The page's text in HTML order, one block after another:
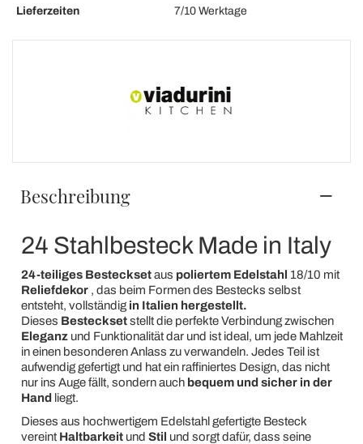
Lieferzeiten
7/10 Werktage
Beschreibung
24 Stahlbesteck Made in Italy
24-teiliges Bestecksetaus poliertem Edelstahl 18/10 mit
Reliefdekor, das beim Formen des Bestecks selbst
entsteht, vollständig in Italien hergestellt.
Dieses Bestecksetstellt die perfekte Verbindung zwischen
Eleganzund Funktionalität dar und ist ideal, um jede Mahlzeit
in einen besonderen Anlass zu verwandeln. Jedes Teil ist
aufwendig gefertigt und hat ein raffiniertes Design, das nicht
nur ins Auge fällt, sondern auch bequem und sicher in der
Hand liegt.
Dieses aus hochwertigem Edelstahl gefertigte Besteck
vereint Haltbarkeitund Stil und sorgt dafür, dass seine